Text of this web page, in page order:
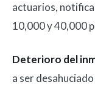
actuarios,
10,000 y 40,000
Deterioro del
a ser